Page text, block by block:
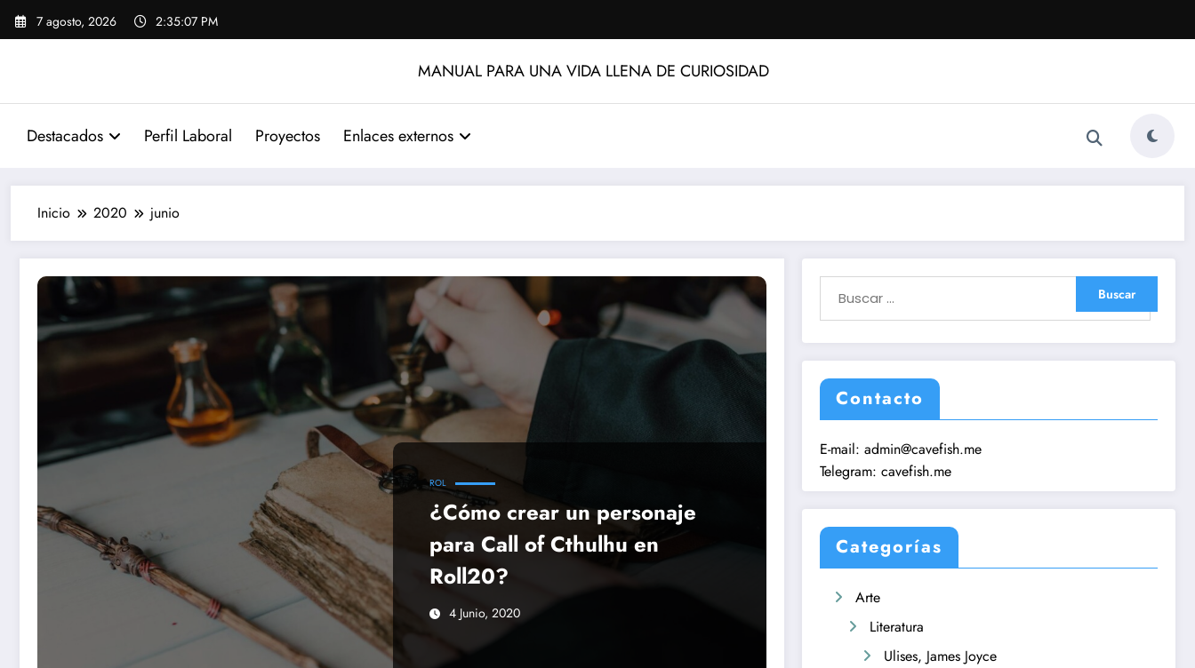
Saltar
7 agosto, 2026 2:35:07 PM
MANUAL PARA UNA VIDA LLENA DE CURIOSIDAD
Destacados Perfil Laboral Proyectos Enlaces externos
Inicio 2020 junio
ROL
¿Cómo crear un personaje
para Call of Cthulhu en
Roll20?
4 Junio, 2020
Contacto
E-mail:admin@cavefish.me
Telegram:cavefish.me
Categorías
Arte
Literatura
Ulises, James Joyce